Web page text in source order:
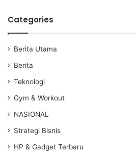
Categories
Berita Utama
Berita
Teknologi
Gym & Workout
NASIONAL
Strategi Bisnis
HP & Gadget Terbaru